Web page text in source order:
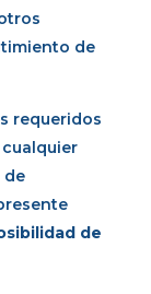
de
requeridos
de
de